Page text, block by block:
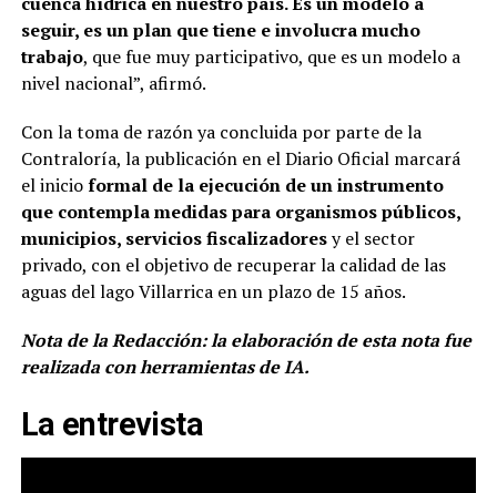
seguir, es un plan que tiene e involucra mucho
trabajo, que fue muy participativo, que es un modelo a
nivel nacional”, afirmó.
Con la toma de razón ya concluida por parte de la
Contraloría, la publicación en el Diario Oficial marcará
el inicioformal de la ejecución de un instrumento
que contempla medidas para organismos públicos,
municipios, servicios fiscalizadoresy el sector
privado, con el objetivo de recuperar la calidad de las
aguas del lago Villarrica en un plazo de 15 años.
Nota de la Redacción: la elaboración de esta nota fue
realizada con herramientas de IA.
La entrevista